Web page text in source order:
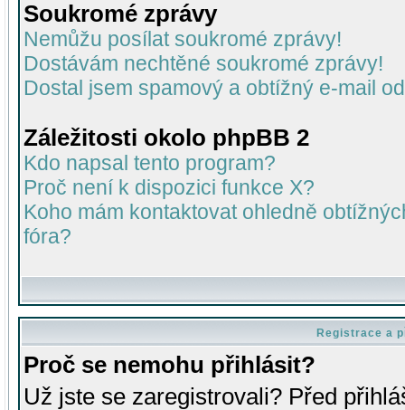
Soukromé zprávy
Nemůžu posílat soukromé zprávy!
Dostávám nechtěné soukromé zprávy!
Dostal jsem spamový a obtížný e-mail
Záležitosti okolo phpBB 2
Kdo napsal tento program?
Proč není k dispozici funkce X?
Koho mám kontaktovat ohledně
fóra?
Registrace a
Proč se nemohu přihlásit?
Už jste se zaregistrovali? Před